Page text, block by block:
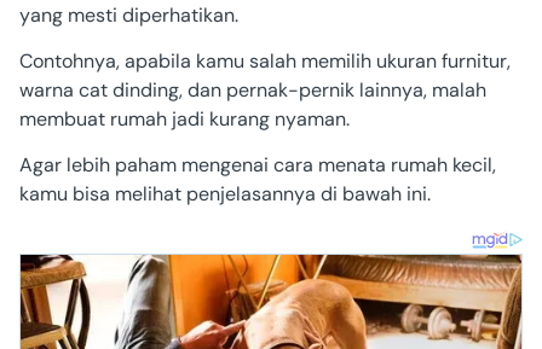
yang mesti diperhatikan.
Contohnya, apabila kamu salah memilih ukuran furnitur,
warna cat dinding, dan pernak-pernik lainnya, malah
membuat rumah jadi kurang nyaman.
Agar lebih paham mengenai cara menata rumah kecil,
kamu bisa melihat penjelasannya di bawah ini.